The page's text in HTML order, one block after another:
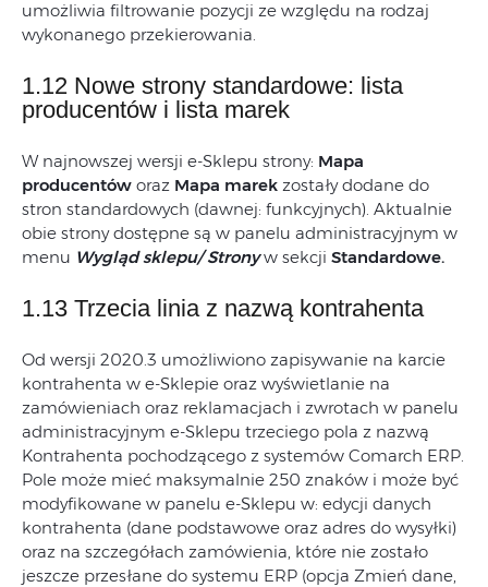
umożliwia filtrowanie pozycji ze względu na rodzaj
wykonanego przekierowania.
1.12 Nowe strony standardowe: lista
producentów i lista marek
W najnowszej wersji e-Sklepu strony: Mapa
producentów oraz Mapa marek zostały dodane do
stron standardowych (dawnej: funkcyjnych). Aktualnie
obie strony dostępne są w panelu administracyjnym w
menu Wygląd sklepu/ Stronyw sekcji Standardowe.
1.13 Trzecia linia z nazwą kontrahenta
Od wersji 2020.3 umożliwiono zapisywanie na karcie
kontrahenta w e-Sklepie oraz wyświetlanie na
zamówieniach oraz reklamacjach i zwrotach w panelu
administracyjnym e-Sklepu trzeciego pola z nazwą
Kontrahenta pochodzącego z systemów Comarch ERP.
Pole może mieć maksymalnie 250 znaków i może być
modyfikowane w panelu e-Sklepu w: edycji danych
kontrahenta (dane podstawowe oraz adres do wysyłki)
oraz na szczegółach zamówienia, które nie zostało
jeszcze przesłane do systemu ERP (opcja Zmień dane,